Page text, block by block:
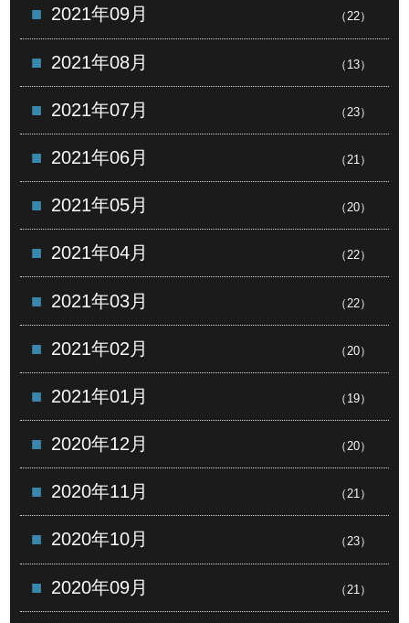
2021年09月 （22）
2021年08月 （13）
2021年07月 （23）
2021年06月 （21）
2021年05月 （20）
2021年04月 （22）
2021年03月 （22）
2021年02月 （20）
2021年01月 （19）
2020年12月 （20）
2020年11月 （21）
2020年10月 （23）
2020年09月 （21）